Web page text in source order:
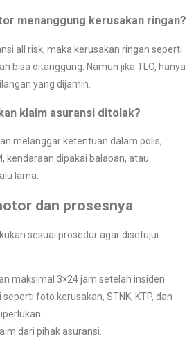
menanggung kerusakan ringan?
all risk, maka kerusakan ringan seperti
bisa ditanggung. Namun jika TLO, hanya
yang dijamin.
klaim asuransi ditolak?
melanggar ketentuan dalam polis,
kendaraan dipakai balapan, atau
lama.
dan prosesnya
sesuai prosedur agar disetujui.
maksimal 3×24 jam setelah insiden.
foto kerusakan, STNK, KTP, dan
dari pihak asuransi.